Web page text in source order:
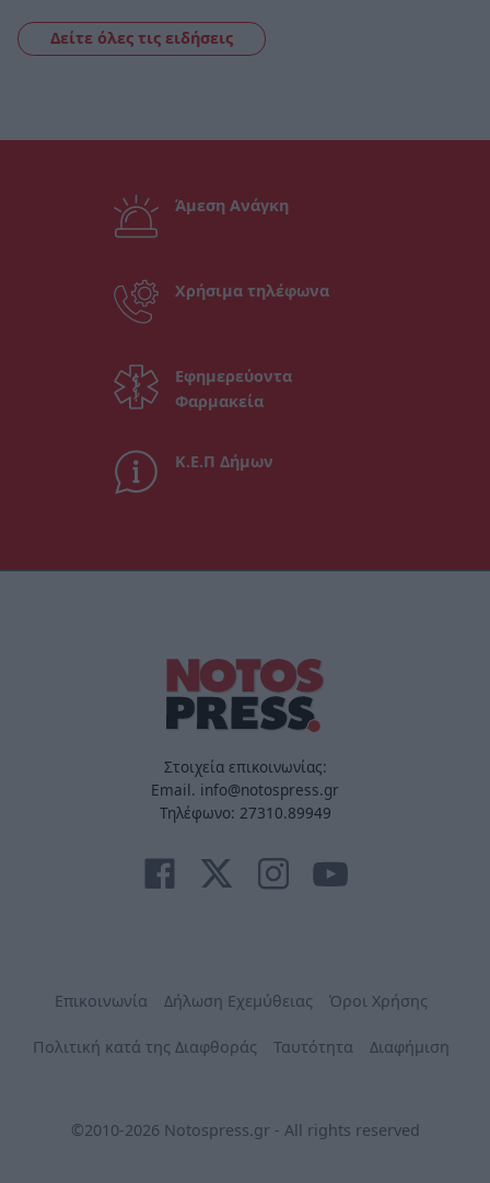
Δείτε όλες τις ειδήσεις
Άμεση Ανάγκη
Χρήσιμα τηλέφωνα
Εφημερεύοντα
Φαρμακεία
Κ.Ε.Π Δήμων
Στοιχεία επικοινωνίας:
Email. info@notospress.gr
Τηλέφωνο: 27310.89949
Επικοινωνία Δήλωση Εχεμύθειας Όροι Χρήσης
Πολιτική κατά της Διαφθοράς Ταυτότητα Διαφήμιση
©2010-2026 Notospress.gr - All rights reserved